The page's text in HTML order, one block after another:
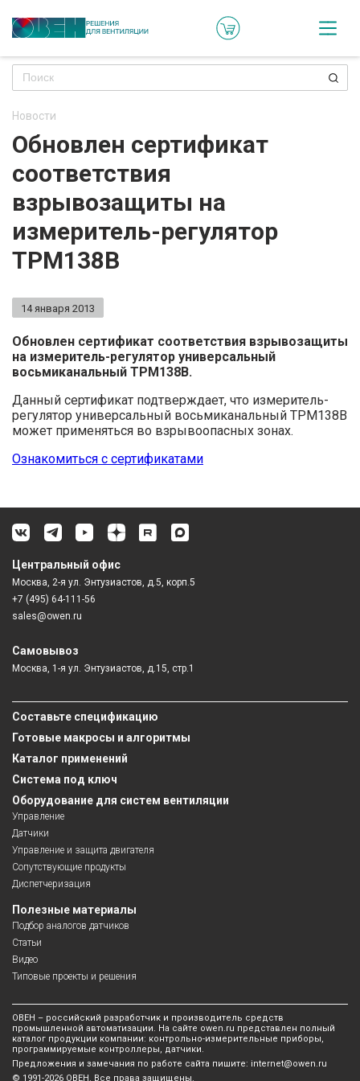
Новости
Обновлен сертификат
соответствия
взрывозащиты на
измеритель-регулятор
ТРМ138В
14 января 2013
Обновлен сертификат соответствия взрывозащиты
на измеритель-регулятор универсальный
восьмиканальный ТРМ138В.
Данный сертификат подтверждает, что измеритель-
регулятор универсальный восьмиканальный ТРМ138В
может применяться во взрывоопасных зонах.
Ознакомиться с сертификатами
Центральный офис
Москва, 2-я ул. Энтузиастов, д.5, корп.5
+7 (495) 64-111-56
sales@owen.ru
Самовывоз
Москва, 1-я ул. Энтузиастов, д.15, стр.1
Составьте спецификацию
Готовые макросы и алгоритмы
Каталог применений
Система под ключ
Оборудование для систем вентиляции
Управление
Датчики
Управление и защита двигателя
Сопутствующие продукты
Диспетчеризация
Полезные материалы
Подбор аналогов датчиков
Статьи
Видео
Типовые проекты и решения
ОВЕН – российский разработчик и производитель средств
промышленной автоматизации. На сайте owen.ru представлен полный
каталог продукции компании: контрольно-измерительные приборы,
программируемые контроллеры, датчики.
Предложения и замечания по работе сайта пишите: internet@owen.ru
© 1991-2026 ОВЕН. Все права защищены.